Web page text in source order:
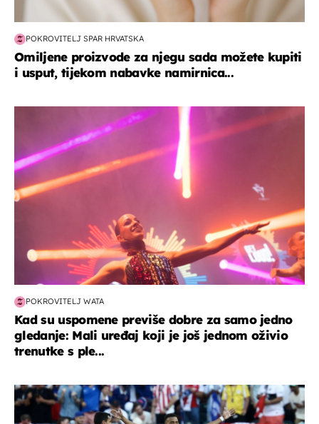
POKROVITELJ SPAR HRVATSKA
Omiljene proizvode za njegu sada možete kupiti
i usput, tijekom nabavke namirnica...
POKROVITELJ WATA
Kad su uspomene previše dobre za samo jedno
gledanje: Mali uređaj koji je još jednom oživio
trenutke s ple...
svjetsko prvenstvo 2026